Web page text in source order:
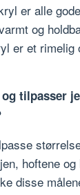
er alle
og
er et rimelig
tilpasser
hoftene
disse